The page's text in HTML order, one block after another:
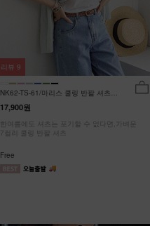
NK62-TS-61/마리스 쿨링 반팔 셔츠
17,900원
한여름에도 셔츠는 포기할 수 없다면,가벼운
7컬러 쿨링 반팔 셔츠
Free
리뷰 9